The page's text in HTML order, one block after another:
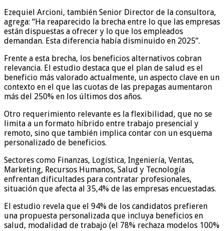
Ezequiel Arcioni, también Senior Director de la consultora,
agrega: “Ha reaparecido la brecha entre lo que las empresas
están dispuestas a ofrecer y lo que los empleados
demandan. Esta diferencia había disminuido en 2025”.
Frente a esta brecha, los beneficios alternativos cobran
relevancia. El estudio destaca que el plan de salud es el
beneficio más valorado actualmente, un aspecto clave en un
contexto en el que las cuotas de las prepagas aumentaron
más del 250% en los últimos dos años.
Otro requerimiento relevante es la flexibilidad, que no se
limita a un formato híbrido entre trabajo presencial y
remoto, sino que también implica contar con un esquema
personalizado de beneficios.
Sectores como Finanzas, Logística, Ingeniería, Ventas,
Marketing, Recursos Humanos, Salud y Tecnología
enfrentan dificultades para contratar profesionales,
situación que afecta al 35,4% de las empresas encuestadas.
El estudio revela que el 94% de los candidatos prefieren
una propuesta personalizada que incluya beneficios en
salud, modalidad de trabajo (el 78% rechaza modelos 100%